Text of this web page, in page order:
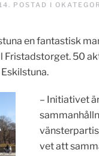
. POSTAD I
en fantastisk
Fristadstorget. 50
– Initiativet
vet att